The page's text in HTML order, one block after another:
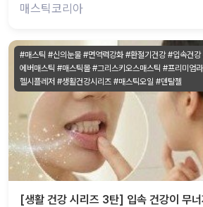
매스틱코리아
#매스틱 #신의눈물 #면역력강화 #환절기건강 #입속건
에버매스틱 #매스틱몰 #그리스키오스매스틱 #프리미엄
헬시플레저 #생활건강시리즈 #매스틱오일 #덴탈젤
[생활 건강 시리즈 3탄] 입속 건강이 무너